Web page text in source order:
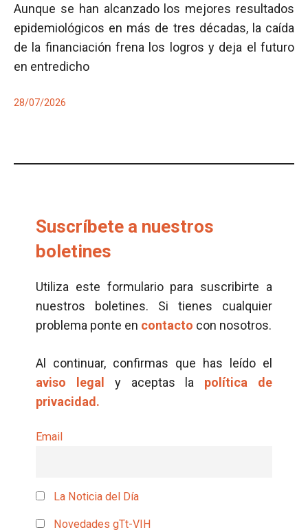
Aunque se han alcanzado los mejores resultados
epidemiológicos en más de tres décadas, la caída
de la financiación frena los logros y deja el futuro
en entredicho
28/07/2026
Suscríbete a nuestros
boletines
Utiliza este formulario para suscribirte a
nuestros boletines. Si tienes cualquier
problema ponte en contacto con nosotros.
Al continuar, confirmas que has leído el
aviso legal y aceptas la política de
privacidad.
Email
La Noticia del Día
Novedades gTt-VIH